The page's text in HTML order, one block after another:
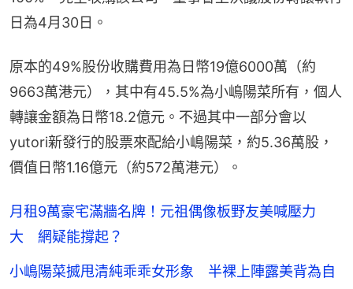
日為4月30日。
原本的49%股份收購費用為日幣19億6000萬（約
9663萬港元），其中有45.5%為小嶋陽菜所有，個人
轉讓金額為日幣18.2億元。不過其中一部分會以
yutori新發行的股票來配給小嶋陽菜，約5.36萬股，
價值日幣1.16億元（約572萬港元）。
月租9萬豪宅滿牆名牌！元祖偶像板野友美喊壓力
大 網疑能撐起？
小嶋陽菜搣甩清純乖乖女形象 半裸上陣露美背為自